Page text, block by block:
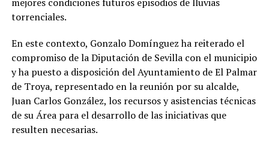
torrenciales.
En este contexto, Gonzalo Domínguez ha reiterado el
compromiso de la Diputación de Sevilla con el municipio
y ha puesto a disposición del Ayuntamiento de El Palmar
de Troya, representado en la reunión por su alcalde,
Juan Carlos González, los recursos y asistencias técnicas
de su Área para el desarrollo de las iniciativas que
resulten necesarias.